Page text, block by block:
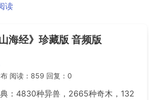
读
海经》珍藏版 音频版
阅读：859 回复：0
：4830种异兽，2665种奇木，132